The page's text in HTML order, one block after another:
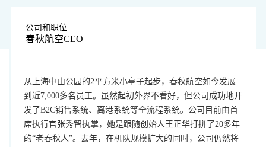
公司和职位
春秋航空CEO
从上海中山公园的2平方米小亭子起步，春秋航空如今发展
到近7,000多名员工。虽然起初外界不看好，但公司成功地开
发了B2C销售系统、离港系统等全流程系统。公司目前由首
席执行官张秀智执掌，她是跟随创始人王正华打拼了20多年
的“老春秋人”。去年，在机队规模扩大的同时，公司仍然将